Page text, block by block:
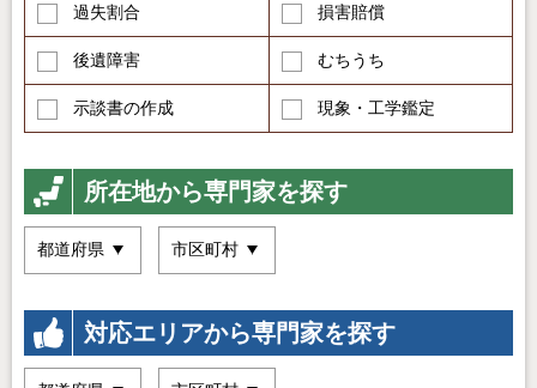
過失割合 損害賠償
後遺障害 むちうち
示談書の作成 現象・工学鑑定
所在地から専門家を探す
対応エリアから専門家を探す